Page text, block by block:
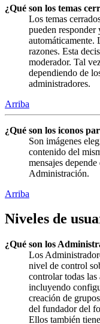
¿Qué son los temas
Los temas
pueden responder
automáticamente.
razones. Esta
moderador. Tal
dependiendo de
administradores.
Arriba
¿Qué son los iconos
Son imágenes
contenido del
mensajes
Administración.
Arriba
Niveles de
¿Qué son los
Los
nivel de control
controlar todas
incluyendo
creación de
del fundador del
Ellos también